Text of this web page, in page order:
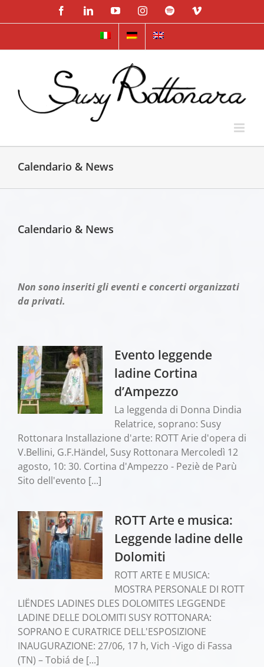
to
FacebookLinkedInYouTubeInstagramSpotifyVimeo
Calendario & News
Calendario & News
Non sono inseriti gli eventi e concerti organizzati
da privati.
Evento leggende
ladine Cortina
d’Ampezzo
La leggenda di Donna Dindia
Relatrice, soprano: Susy
Rottonara Installazione d'arte: ROTT Arie d'opera di
V.Bellini, G.F.Händel, Susy Rottonara Mercoledì 12
agosto, 10: 30. Cortina d'Ampezzo - Peziè de Parù
Sito dell'evento [...]
ROTT Arte e musica:
Leggende ladine delle
Dolomiti
ROTT ARTE E MUSICA:
MOSTRA PERSONALE DI ROTT
LIËNDES LADINES DLES DOLOMITES LEGGENDE
LADINE DELLE DOLOMITI SUSY ROTTONARA:
SOPRANO E CURATRICE DELL'ESPOSIZIONE
INAUGURAZIONE: 27/06, 17 h, Vich -Vigo di Fassa
(TN) – Tobiá de [...]